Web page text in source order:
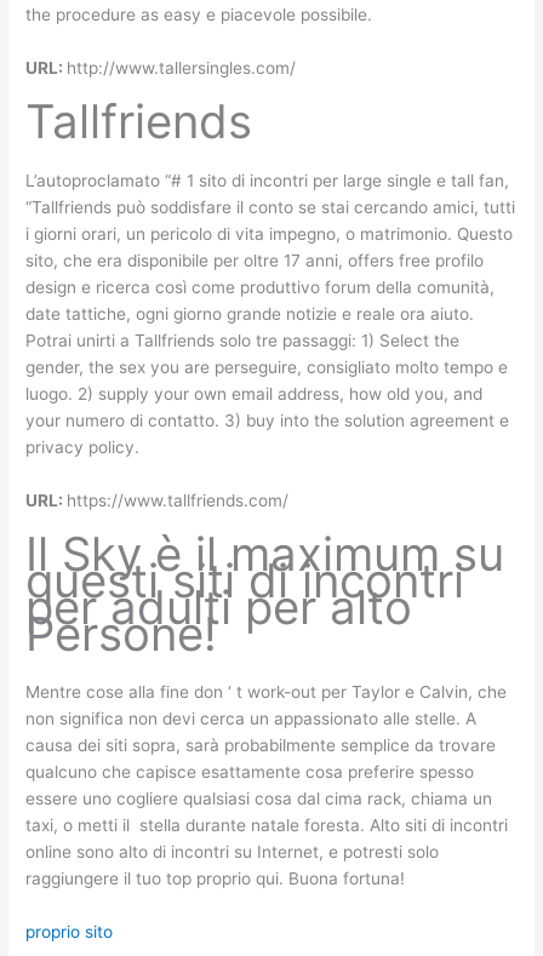
the procedure as easy e piacevole possibile.
URL: http://www.tallersingles.com/
Tallfriends
L’autoproclamato “# 1 sito di incontri per large single e tall fan,
“Tallfriends può soddisfare il conto se stai cercando amici, tutti
i giorni orari, un pericolo di vita impegno, o matrimonio. Questo
sito, che era disponibile per oltre 17 anni, offers free profilo
design e ricerca così come produttivo forum della comunità,
date tattiche, ogni giorno grande notizie e reale ora aiuto.
Potrai unirti a Tallfriends solo tre passaggi: 1) Select the
gender, the sex you are perseguire, consigliato molto tempo e
luogo. 2) supply your own email address, how old you, and
your numero di contatto. 3) buy into the solution agreement e
privacy policy.
URL: https://www.tallfriends.com/
Il Sky è il maximum su
questi siti di incontri
per adulti per alto
Persone!
Mentre cose alla fine don ‘ t work-out per Taylor e Calvin, che
non significa non devi cerca un appassionato alle stelle. A
causa dei siti sopra, sarà probabilmente semplice da trovare
qualcuno che capisce esattamente cosa preferire spesso
essere uno cogliere qualsiasi cosa dal cima rack, chiama un
taxi, o metti il ​​ stella durante natale foresta. Alto siti di incontri
online sono alto di incontri su Internet, e potresti solo
raggiungere il tuo top proprio qui. Buona fortuna!
proprio sito